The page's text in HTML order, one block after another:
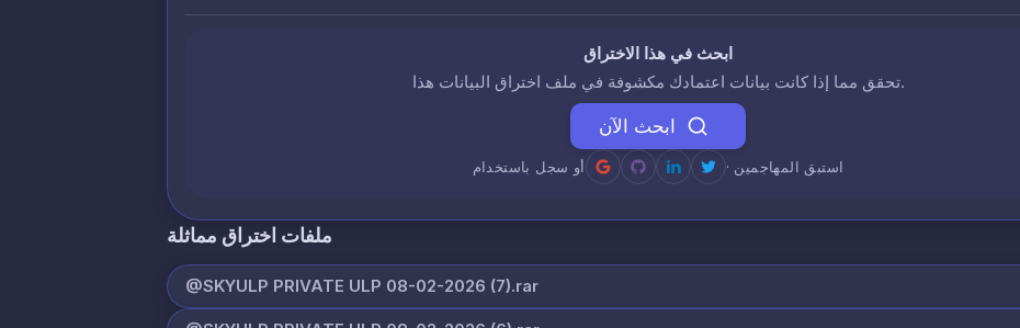
ابحث في هذا الاختراق
تحقق مما إذا كانت بيانات اعتمادك مكشوفة في ملف اختراق البيانات هذا.
ابحث الآن
أو سجل باستخدام · استبق المهاجمين
ملفات اختراق مماثلة
@SKYULP PRIVATE ULP 08-02-2026 (7).rar